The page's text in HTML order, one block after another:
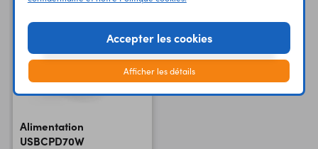
Alimentation
USBCPD70W
Accepter les cookies
Afficher les détails